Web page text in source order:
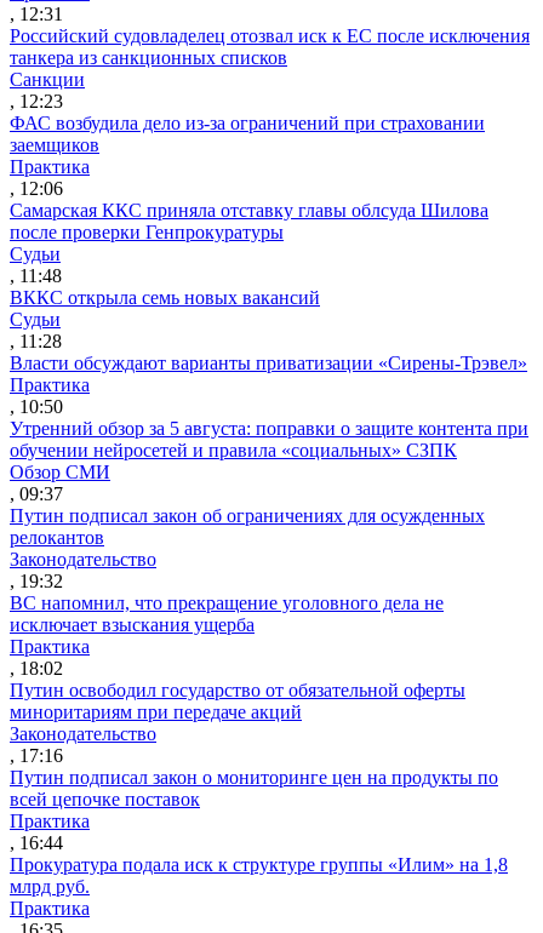
, 12:31
Российский судовладелец отозвал иск к ЕС после исключения
танкера из санкционных списков
Санкции
, 12:23
ФАС возбудила дело из-за ограничений при страховании
заемщиков
Практика
, 12:06
Самарская ККС приняла отставку главы облсуда Шилова
после проверки Генпрокуратуры
Судьи
, 11:48
ВККС открыла семь новых вакансий
Судьи
, 11:28
Власти обсуждают варианты приватизации «Сирены-Трэвел»
Практика
, 10:50
Утренний обзор за 5 августа: поправки о защите контента при
обучении нейросетей и правила «социальных» СЗПК
Обзор СМИ
, 09:37
Путин подписал закон об ограничениях для осужденных
релокантов
Законодательство
, 19:32
ВС напомнил, что прекращение уголовного дела не
исключает взыскания ущерба
Практика
, 18:02
Путин освободил государство от обязательной оферты
миноритариям при передаче акций
Законодательство
, 17:16
Путин подписал закон о мониторинге цен на продукты по
всей цепочке поставок
Практика
, 16:44
Прокуратура подала иск к структуре группы «Илим» на 1,8
млрд руб.
Практика